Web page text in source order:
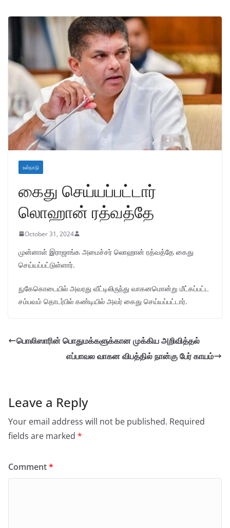
உள்நாடு
கைது செய்யப்பட்டார்
லொஹான் ரத்வத்தே
October 31, 2024
முன்னாள் இராஜாங்க அமைச்சர் லொஹான் ரத்வத்தே கைது
செய்யப்பட்டுள்ளார்.
நுகேகொடையில் அவரது வீட்டிலிருந்து வாகனமொன்று மீட்கப்பட்ட
சம்பவம் தொடர்பில் கண்டியில் அவர் கைது செய்யப்பட்டார்.
பொலிஸாரின் பொதுமக்களுக்கான முக்கிய அறிவித்தல்
எப்பாவல வாகன விபத்தில் நான்கு பேர் காயம்
Leave a Reply
Your email address will not be published. Required
fields are marked *
Comment*